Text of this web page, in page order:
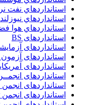
استانداردهاي نفت
استانداردهاي نيوزلند
استانداردهاي هوا
استانداردهای BS
استانداردهای
استانداردهای
استانداردهای
استانداردهای
استانداردهای
استانداردهای